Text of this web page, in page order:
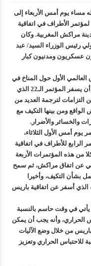
مساء يوم أمس الأربعاء إلى
لمؤتمر الأطراف في اتفاقية
مراكش المغربية. وكان
رئيس الوزراء السيد/ عبد
عسكريون ومدنيون كبار
العالمي الأول حول المناخ في
مؤتمر الأطراف الـCOP 21 في باريس، وينتظر أن يسفر المؤتمر الـ22 الذي
الجاري عن التزامات لترجمة العديد من
ومن بينها التكيف مع
والخسائر والأضرار.
أمس الأول الثلاثاء،
الرابع للأطراف في اتفاقية
من هذه المؤتمرات الأربعة
عن اتفاق مراكش، ثم سمح
برنامج العمل بشأن التكيف، وأخيرا
أسفر عن اتفاقية باريس
في وقت حاسم بالنسبة
الحراري، وأنه يجب أن يمكن
من خلال وضع الآليات
للاحتباس الحراري وتعزيز